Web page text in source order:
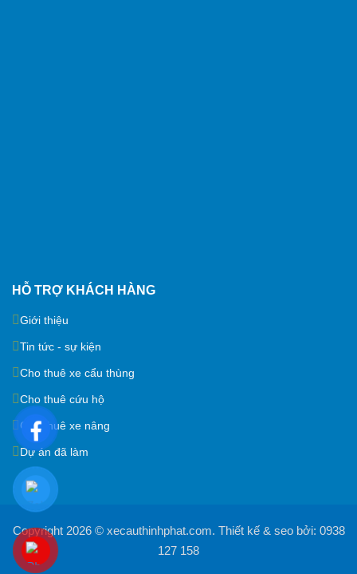
HỖ TRỢ KHÁCH HÀNG
Giới thiệu
Tin tức - sự kiện
Cho thuê xe cẩu thùng
Cho thuê cứu hộ
Cho thuê xe nâng
Dự án đã làm
Copyright 2026 © xecauthinhphat.com. Thiết kế & seo bởi: 0938
127 158